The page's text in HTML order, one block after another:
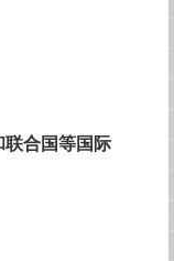
联合国等国际